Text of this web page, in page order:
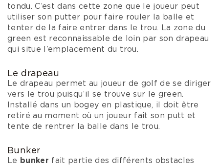
tondu. C’est dans cette zone que le joueur peut
utiliser son putter pour faire rouler la balle et
tenter de la faire entrer dans le trou. La zone du
green est reconnaissable de loin par son drapeau
qui situe l’emplacement du trou.
Le drapeau
Le drapeau permet au joueur de golf de se diriger
vers le trou puisqu’il se trouve sur le green.
Installé dans un bogey en plastique, il doit être
retiré au moment où un joueur fait son putt et
tente de rentrer la balle dans le trou.
Bunker
Le bunker fait partie des différents obstacles